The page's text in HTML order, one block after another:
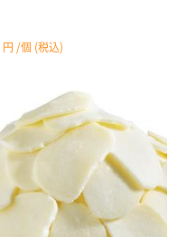
円 /個 (税込)